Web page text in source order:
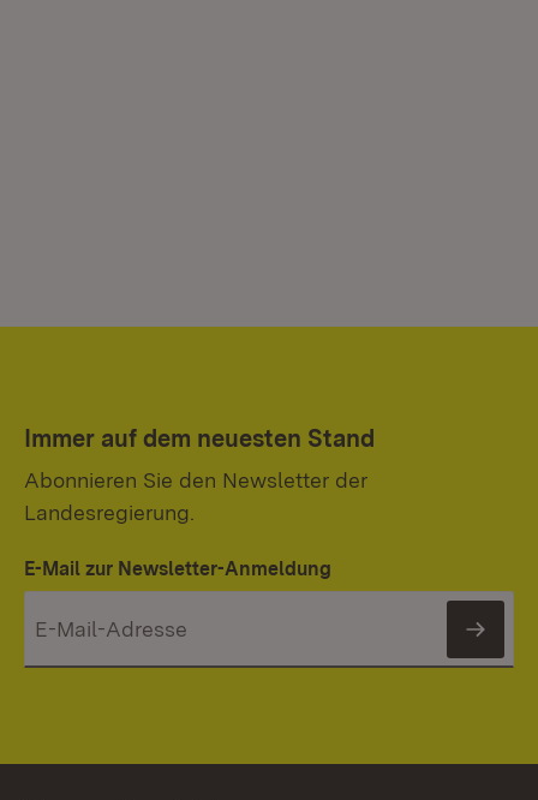
Immer auf dem neuesten Stand
Abonnieren Sie den Newsletter der
Landesregierung.
E-Mail zur Newsletter-Anmeldung